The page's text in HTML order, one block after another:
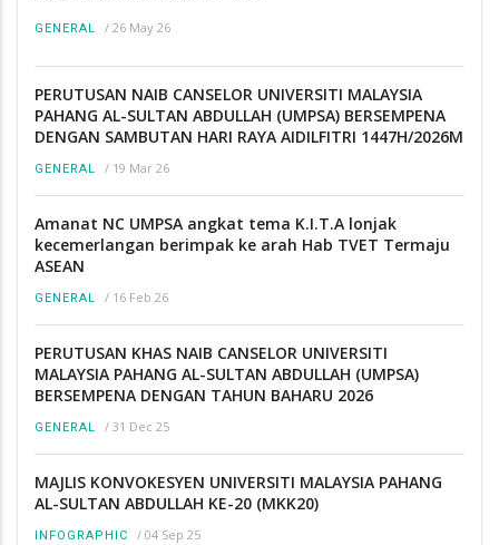
GENERAL / 26 May 26
PERUTUSAN NAIB CANSELOR UNIVERSITI MALAYSIA
PAHANG AL-SULTAN ABDULLAH (UMPSA) BERSEMPENA
DENGAN SAMBUTAN HARI RAYA AIDILFITRI 1447H/2026M
GENERAL / 19 Mar 26
Amanat NC UMPSA angkat tema K.I.T.A lonjak
kecemerlangan berimpak ke arah Hab TVET Termaju
ASEAN
GENERAL / 16 Feb 26
PERUTUSAN KHAS NAIB CANSELOR UNIVERSITI
MALAYSIA PAHANG AL-SULTAN ABDULLAH (UMPSA)
BERSEMPENA DENGAN TAHUN BAHARU 2026
GENERAL / 31 Dec 25
MAJLIS KONVOKESYEN UNIVERSITI MALAYSIA PAHANG
AL-SULTAN ABDULLAH KE-20 (MKK20)
INFOGRAPHIC / 04 Sep 25